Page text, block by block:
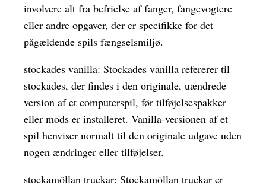
involvere alt fra befrielse af fanger, fangevogtere
eller andre opgaver, der er specifikke for det
pågældende spils fængselsmiljø.
stockades vanilla: Stockades vanilla refererer til
stockades, der findes i den originale, uændrede
version af et computerspil, før tilføjelsespakker
eller mods er installeret. Vanilla-versionen af et
spil henviser normalt til den originale udgave uden
nogen ændringer eller tilføjelser.
stockamöllan truckar: Stockamöllan truckar er